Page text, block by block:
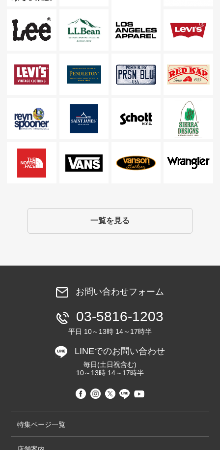
一覧を見る
お問い合わせフォーム
03-5816-1203
平日 10～13時 14～17時半
LINEでのお問い合わせ
毎日(土日祝含む)
10～13時 14～17時半
特集ページ一覧